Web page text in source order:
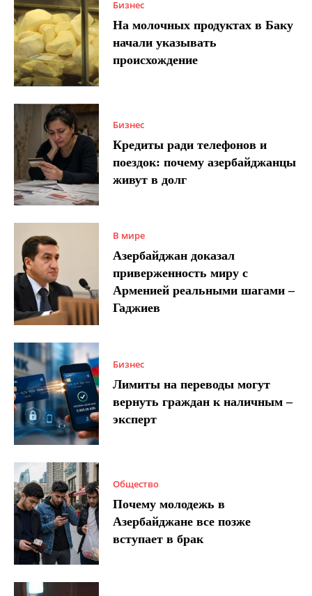
Бизнес
На молочных продуктах в Баку
начали указывать
происхождение
Бизнес
Кредиты ради телефонов и
поездок: почему азербайджанцы
живут в долг
В мире
Азербайджан доказал
приверженность миру с
Арменией реальными шагами –
Гаджиев
Бизнес
Лимиты на переводы могут
вернуть граждан к наличным –
эксперт
Общество
Почему молодежь в
Азербайджане все позже
вступает в брак